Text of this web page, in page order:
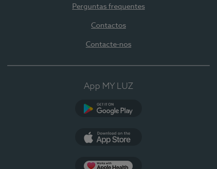
Perguntas frequentes
Contactos
Contacte-nos
App MY LUZ